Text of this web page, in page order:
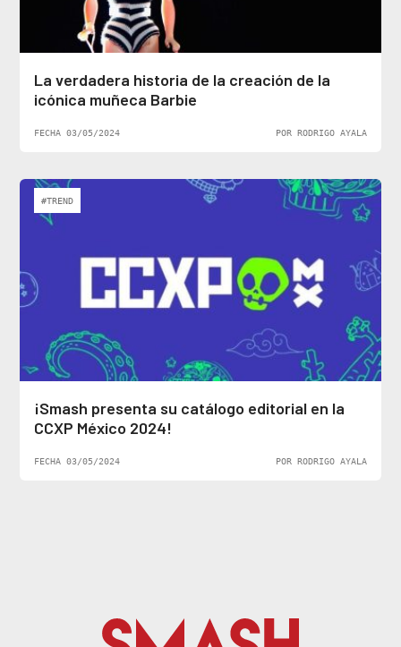
La verdadera historia de la creación de la
icónica muñeca Barbie
FECHA 03/05/2024 POR RODRIGO AYALA
#TREND
¡Smash presenta su catálogo editorial en la
CCXP México 2024!
FECHA 03/05/2024 POR RODRIGO AYALA